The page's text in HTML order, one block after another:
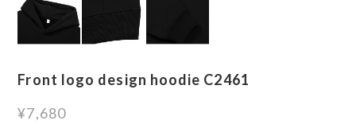
Front logo design hoodie C2461
¥7,680